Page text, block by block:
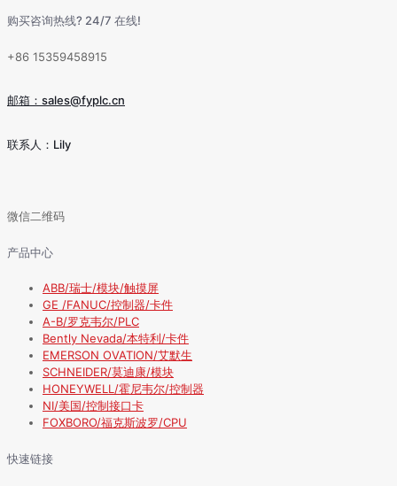
购买咨询热线? 24/7 在线!
+86 15359458915
邮箱：sales@fyplc.cn
联系人：Lily
微信二维码
产品中心
ABB/瑞士/模块/触摸屏
GE /FANUC/控制器/卡件
A-B/罗克韦尔/PLC
Bently Nevada/本特利/卡件
EMERSON OVATION/艾默生
SCHNEIDER/莫迪康/模块
HONEYWELL/霍尼韦尔/控制器
NI/美国/控制接口卡
FOXBORO/福克斯波罗/CPU
快速链接